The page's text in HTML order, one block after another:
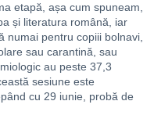
etapă, așa cum spuneam,
și literatura română, iar
numai pentru copiii bolnavi,
sau carantină, sau
au peste 37,3
sesiune este
cu 29 iunie, probă de